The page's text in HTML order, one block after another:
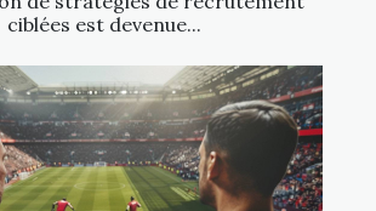
ciblées est devenue...